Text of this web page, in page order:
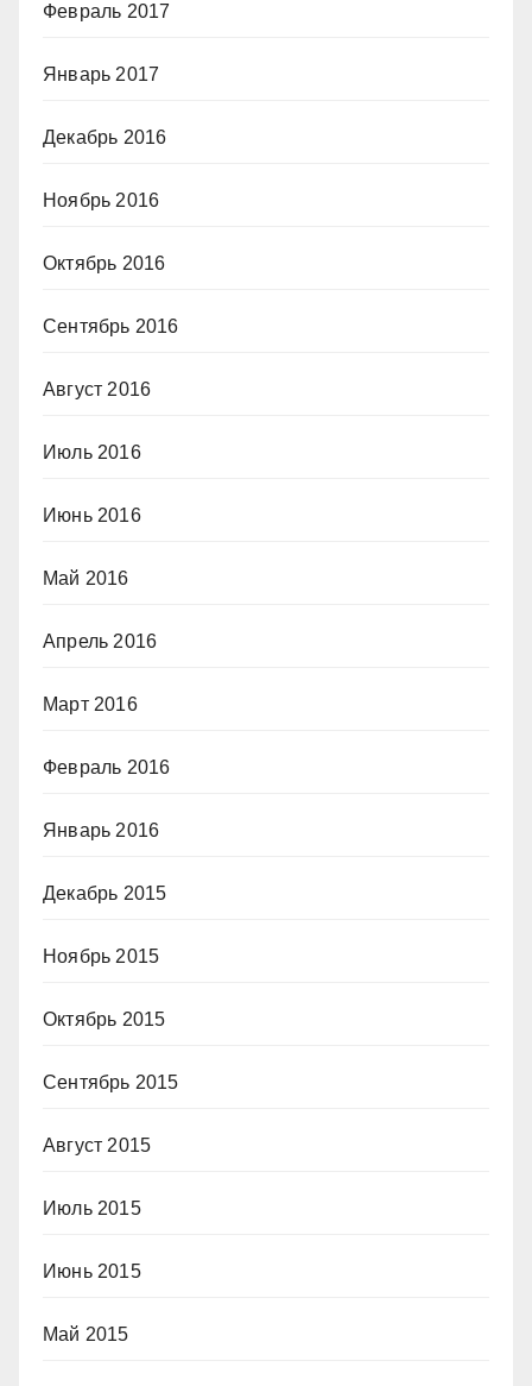
Февраль 2017
Январь 2017
Декабрь 2016
Ноябрь 2016
Октябрь 2016
Сентябрь 2016
Август 2016
Июль 2016
Июнь 2016
Май 2016
Апрель 2016
Март 2016
Февраль 2016
Январь 2016
Декабрь 2015
Ноябрь 2015
Октябрь 2015
Сентябрь 2015
Август 2015
Июль 2015
Июнь 2015
Май 2015